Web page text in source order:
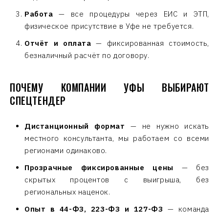
Работа — все процедуры через ЕИС и ЭТП,
физическое присутствие в Уфе не требуется.
Отчёт и оплата — фиксированная стоимость,
безналичный расчёт по договору.
ПОЧЕМУ КОМПАНИИ УФЫ ВЫБИРАЮТ
СПЕЦТЕНДЕР
Дистанционный формат — не нужно искать
местного консультанта, мы работаем со всеми
регионами одинаково.
Прозрачные фиксированные цены
— без
скрытых процентов с выигрыша, без
региональных наценок.
Опыт в 44-ФЗ, 223-ФЗ и 127-ФЗ — команда